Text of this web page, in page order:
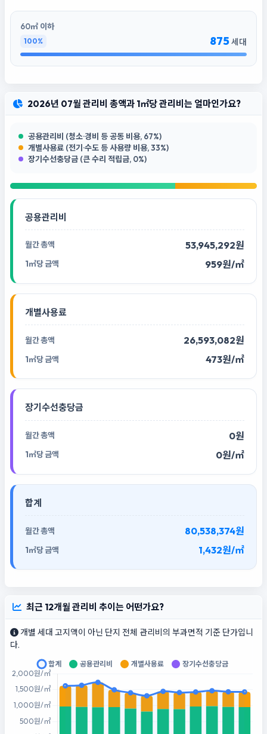
60㎡ 이하
100% 875세대
2026년 07월 관리비 총액과 1㎡당 관리비는 얼마인가요?
공용관리비 (청소·경비 등 공동 비용, 67%)
개별사용료 (전기·수도 등 사용량 비용, 33%)
장기수선충당금 (큰 수리 적립금, 0%)
공용관리비
53,945,292원
959원/㎡
개별사용료
26,593,082원
473원/㎡
장기수선충당금
0원
0원/㎡
합계
80,538,374원
1,432원/㎡
최근 12개월 관리비 추이는 어떤가요?
개별 세대 고지액이 아닌 단지 전체 관리비의 부과면적 기준 단가입니
다.